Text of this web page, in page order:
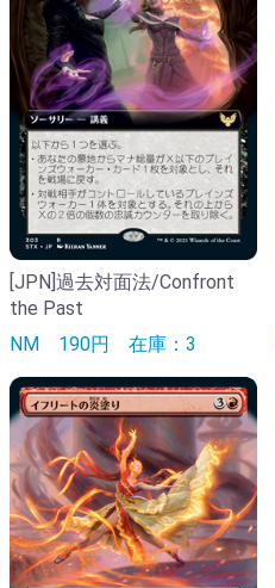
[JPN]過去対面法/Confront
the Past
NM 190円 在庫：3